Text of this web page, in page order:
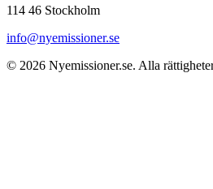
114 46 Stockholm
info@nyemissioner.se
© 2026 Nyemissioner.se. Alla